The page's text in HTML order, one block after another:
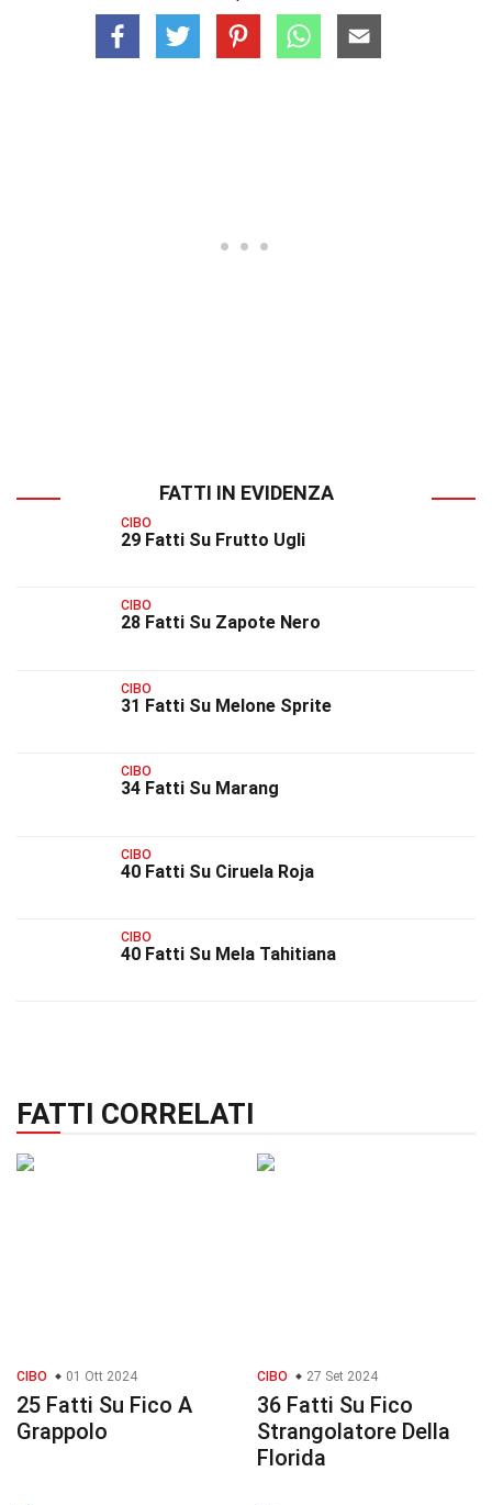
FATTI IN EVIDENZA
CIBO
29 Fatti Su Frutto Ugli
CIBO
28 Fatti Su Zapote Nero
CIBO
31 Fatti Su Melone Sprite
CIBO
34 Fatti Su Marang
CIBO
40 Fatti Su Ciruela Roja
CIBO
40 Fatti Su Mela Tahitiana
FATTI CORRELATI
CIBO 01 Ott 2024
25 Fatti Su Fico A
Grappolo
CIBO 27 Set 2024
36 Fatti Su Fico
Strangolatore Della
Florida